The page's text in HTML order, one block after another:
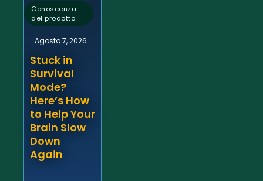
Conoscenza
del prodotto
Agosto 7, 2026
Stuck in
Survival
Mode?
Here’s How
to Help Your
Brain Slow
Down
Again